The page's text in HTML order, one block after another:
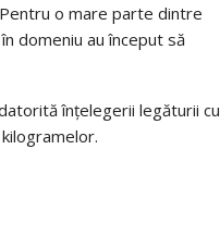
o mare parte dintre
domeniu au început să
înțelegerii legăturii cu